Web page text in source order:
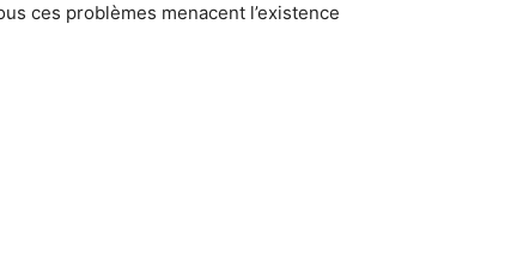
ces problèmes menacent l’existence